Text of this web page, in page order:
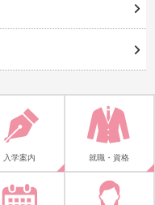
入学案内 就職・資格